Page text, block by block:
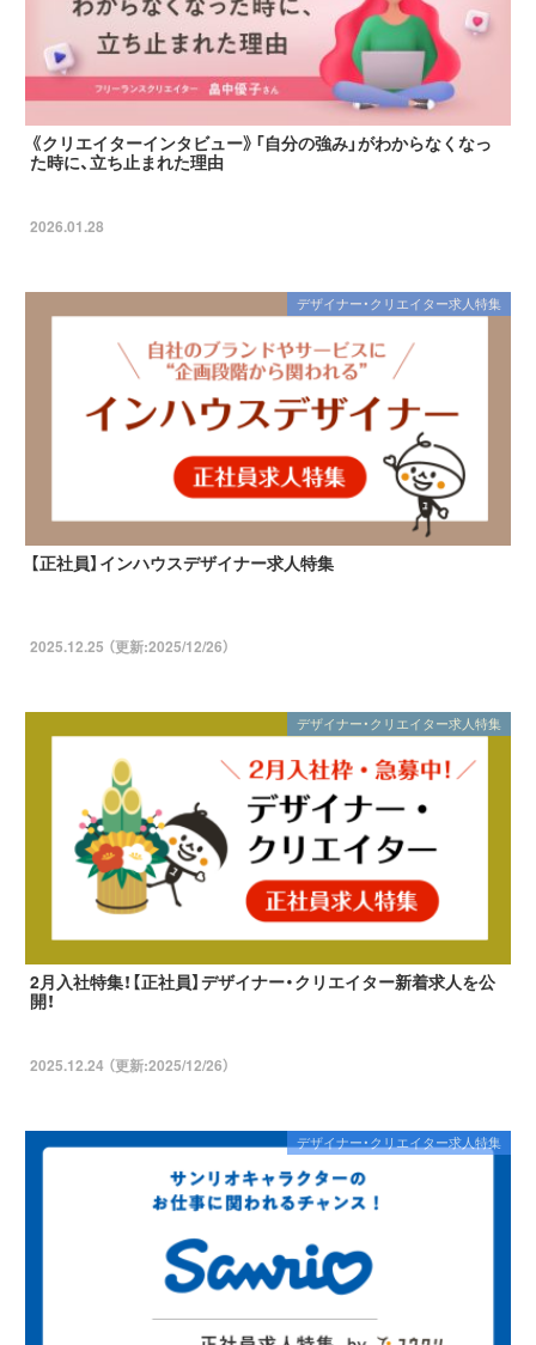
《クリエイターインタビュー》「自分の強み」がわからなくなっ
た時に、立ち止まれた理由
2026.01.28
【正社員】インハウスデザイナー求人特集
2025.12.25 （更新:2025/12/26）
デザイナー・クリエイター求人特集
2月入社特集！【正社員】デザイナー・クリエイター新着求人を公
開！
2025.12.24 （更新:2025/12/26）
デザイナー・クリエイター求人特集
デザイナー・クリエイター求人特集